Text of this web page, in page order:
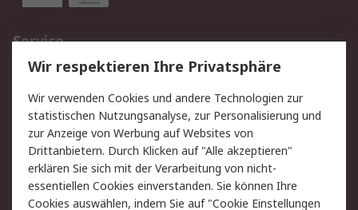
Service
Value Added Services
Lieferlösungen
Rücksendungen
Kontakt
Hilfe
Rechtliches
AGB
Datenschutz
Wir respektieren Ihre Privatsphäre
Wir verwenden Cookies und andere Technologien zur
statistischen Nutzungsanalyse, zur Personalisierung und
zur Anzeige von Werbung auf Websites von
Drittanbietern. Durch Klicken auf "Alle akzeptieren"
erklären Sie sich mit der Verarbeitung von nicht-
essentiellen Cookies einverstanden. Sie können Ihre
Cookies auswählen, indem Sie auf "Cookie Einstellungen